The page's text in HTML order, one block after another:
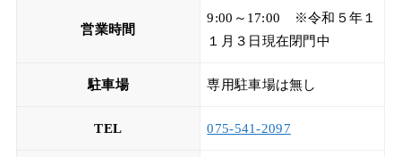
営業時間
9:00～17:00 ※令和５年１
１月３日現在閉門中
駐車場 専用駐車場は無し
TEL 075-541-2097